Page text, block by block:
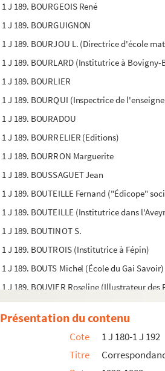
1 J 189. BOURGEOIS René
1 J 189. BOURGUIGNON
1 J 189. BOURJOU L. (Directrice d'école
1 J 189. BOURLARD (Institutrice à
1 J 189. BOURLIER
1 J 189. BOURQUI (Inspectrice de
1 J 189. BOURADOU
1 J 189. BOURRELIER (Editions)
1 J 189. BOURRON Marguerite
1 J 189. BOUSSAGUET Jean
1 J 189. BOUTEILLE Fernand ("Édicope"
1 J 189. BOUTEILLE (Institutrice dans
1 J 189. BOUTINOT S.
1 J 189. BOUTROIS (Institutrice à Fépin)
1 J 189. BOUTS Michel (École du Gai Savoir)
1 J 189. BOUVIER Roseline (Illustrateur
1 J 189. BOUVIER O'COTTEREAU (député
1 J 189. BOYAULT (Secrétaire de la Mairie
1 J 189. BOZON André
1 J 190. BRABANT Simone
Présentation du contenu
Cote
1 J 180-1 J 192
Titre